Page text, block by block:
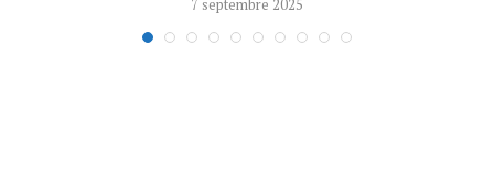
7 septembre 2025